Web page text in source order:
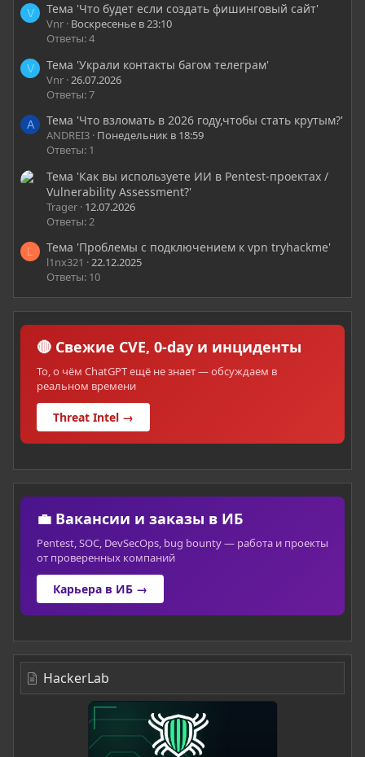
V Тема 'Что будет если создать фишинговый сайт'
Vnr Воскресенье в 23:10
Ответы: 4
V Тема 'Украли контакты багом телеграм'
Vnr 26.07.2026
Ответы: 7
A Тема 'Что взломать в 2026 году,чтобы стать крутым?'
ANDREI3 Понедельник в 18:59
Ответы: 1
Тема 'Как вы используете ИИ в Pentest-проектах /
Vulnerability Assessment?'
Trager 12.07.2026
Ответы: 2
L Тема 'Проблемы с подключением к vpn tryhackme'
l1nx321
22.12.2025
Ответы: 10
🔴 Свежие CVE, 0-day и инциденты
То, о чём ChatGPT ещё не знает — обсуждаем в
реальном времени
Threat Intel →
💼 Вакансии и заказы в ИБ
Pentest, SOC, DevSecOps, bug bounty — работа и проекты
от проверенных компаний
Карьера в ИБ →
HackerLab